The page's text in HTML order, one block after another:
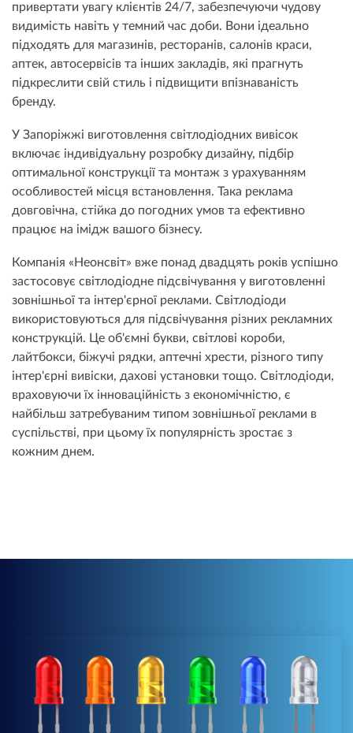
привертати увагу клієнтів 24/7, забезпечуючи чудову
видимість навіть у темний час доби. Вони ідеально
підходять для магазинів, ресторанів, салонів краси,
аптек, автосервісів та інших закладів, які прагнуть
підкреслити свій стиль і підвищити впізнаваність
бренду.
У Запоріжжі виготовлення світлодіодних вивісок
включає індивідуальну розробку дизайну, підбір
оптимальної конструкції та монтаж з урахуванням
особливостей місця встановлення. Така реклама
довговічна, стійка до погодних умов та ефективно
працює на імідж вашого бізнесу.
Компанія «Неонсвіт» вже понад двадцять років успішно
застосовує світлодіодне підсвічування у виготовленні
зовнішньої та інтер'єрної реклами. Світлодіоди
використовуються для підсвічування різних рекламних
конструкцій. Це об'ємні букви, світлові короби,
лайтбокси, біжучі рядки, аптечні хрести, різного типу
інтер'єрні вивіски, дахові установки тощо. Світлодіоди,
враховуючи їх інноваційність з економічністю, є
найбільш затребуваним типом зовнішньої реклами в
суспільстві, при цьому їх популярність зростає з
кожним днем.